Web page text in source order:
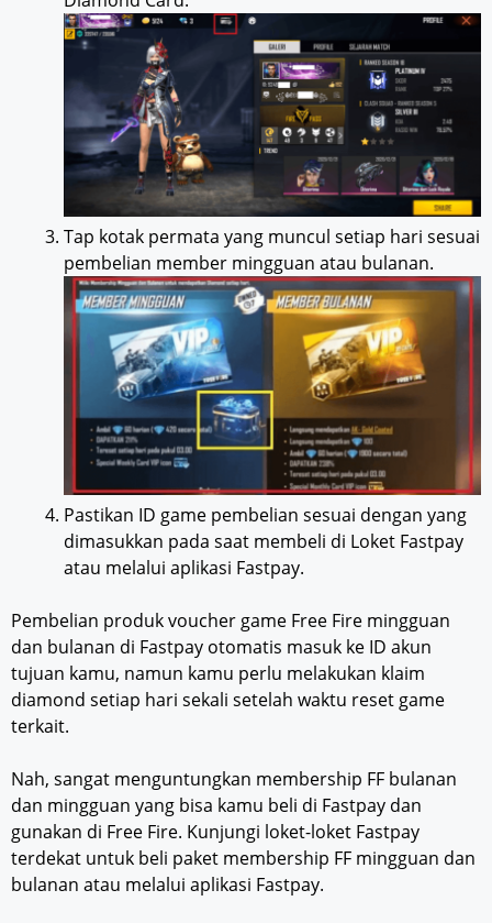
Tap kotak permata yang muncul setiap hari sesuai
pembelian member mingguan atau bulanan.
Pastikan ID game pembelian sesuai dengan yang
dimasukkan pada saat membeli di Loket Fastpay
atau melalui aplikasi Fastpay.
Pembelian produk voucher game Free Fire mingguan
dan bulanan di Fastpay otomatis masuk ke ID akun
tujuan kamu, namun kamu perlu melakukan klaim
diamond setiap hari sekali setelah waktu reset game
terkait.
Nah, sangat menguntungkan membership FF bulanan
dan mingguan yang bisa kamu beli di Fastpay dan
gunakan di Free Fire. Kunjungi loket-loket Fastpay
terdekat untuk beli paket membership FF mingguan dan
bulanan atau melalui aplikasi Fastpay.